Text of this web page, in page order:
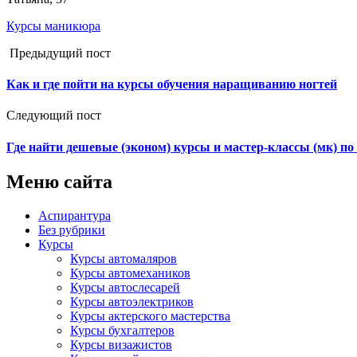
Курсы маникюра
Предыдущий пост
Как и где пойти на курсы обучения наращиванию ногтей
Следующий пост
Где найти дешевые (эконом) курсы и мастер-классы (мк)
Меню сайта
Аспирантура
Без рубрики
Курсы
Курсы автомаляров
Курсы автомехаников
Курсы автослесарей
Курсы автоэлектриков
Курсы актерского мастерства
Курсы бухгалтеров
Курсы визажистов